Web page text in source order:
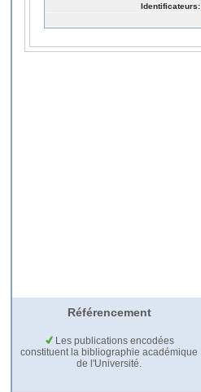
Identificateurs:
Référencement
Les publications encodées
constituent la bibliographie académique
de l'Université.